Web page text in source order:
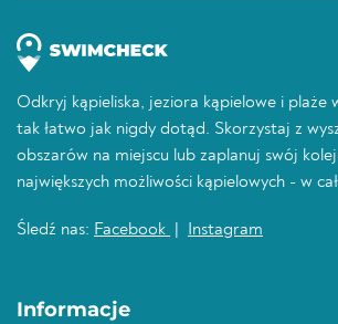
Odkryj kąpieliska, jeziora kąpielowe i plaże
tak łatwo jak nigdy dotąd. Skorzystaj z
obszarów na miejscu lub zaplanuj swój
największych możliwości kąpielowych - w
Śledź nas: Facebook Instagram
Informacje